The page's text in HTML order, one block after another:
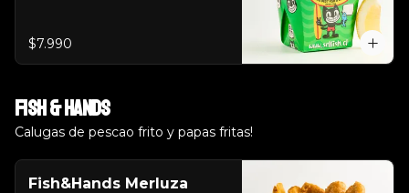
$7.990
Fish & Hands
Calugas de pescao frito y papas fritas!
Fish&Hands Merluza